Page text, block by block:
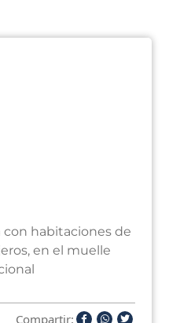
con habitaciones de
en el muelle
Compartir: